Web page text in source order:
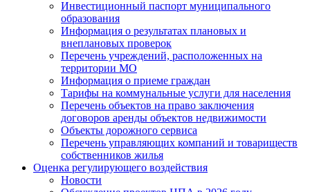
Инвестиционный паспорт муниципального
образования
Информация о результатах плановых и
внеплановых проверок
Перечень учреждений, расположенных на
территории МО
Информация о приеме граждан
Тарифы на коммунальные услуги для населения
Перечень объектов на право заключения
договоров аренды объектов недвижимости
Объекты дорожного сервиса
Перечень управляющих компаний и товариществ
собственников жилья
Оценка регулирующего воздействия
Новости